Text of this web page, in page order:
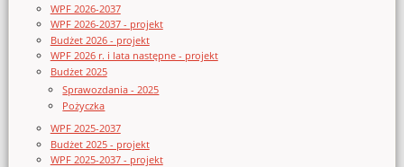
WPF 2026-2037
WPF 2026-2037 - projekt
Budżet 2026 - projekt
WPF 2026 r. i lata następne - projekt
Budżet 2025
Sprawozdania - 2025
Pożyczka
WPF 2025-2037
Budżet 2025 - projekt
WPF 2025-2037 - projekt